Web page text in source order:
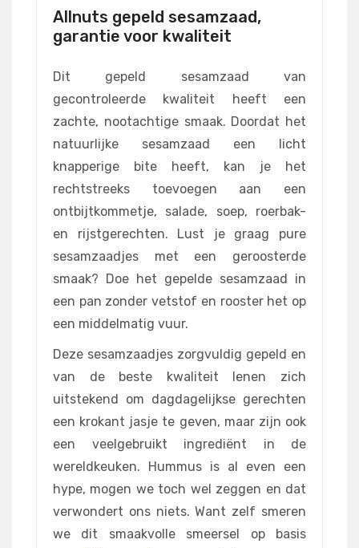
Allnuts gepeld sesamzaad,
garantie voor kwaliteit
Dit gepeld sesamzaad van
gecontroleerde kwaliteit heeft een
zachte, nootachtige smaak. Doordat het
natuurlijke sesamzaad een licht
knapperige bite heeft, kan je het
rechtstreeks toevoegen aan een
ontbijtkommetje, salade, soep, roerbak-
en rijstgerechten. Lust je graag pure
sesamzaadjes met een geroosterde
smaak? Doe het gepelde sesamzaad in
een pan zonder vetstof en rooster het op
een middelmatig vuur.
Deze sesamzaadjes zorgvuldig gepeld en
van de beste kwaliteit lenen zich
uitstekend om dagdagelijkse gerechten
een krokant jasje te geven, maar zijn ook
een veelgebruikt ingrediënt in de
wereldkeuken. Hummus is al even een
hype, mogen we toch wel zeggen en dat
verwondert ons niets. Want zelf smeren
we dit smaakvolle smeersel op basis